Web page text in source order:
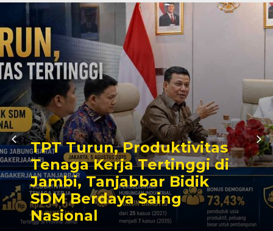
TPT Turun, Produktivitas
Tenaga Kerja Tertinggi di
Jambi, Tanjabbar Bidik
SDM Berdaya Saing
Nasional